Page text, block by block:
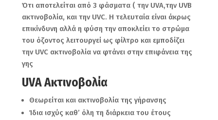
Ότι αποτελείται από 3 φάσματα ( την UVA,την UVB
ακτινοβολία, και την UVC. Η τελευταία είναι άκρως
επικίνδυνη αλλά η φύση την αποκλείει το στρώμα
του όζοντος λειτουργεί ως φίλτρο και εμποδίζει
την UVC ακτινοβολία να φτάνει στην επιφάνεια της
γης
UVA Ακτινοβολία
Θεωρείται και ακτινοβολία της γήρανσης
Ίδια ισχύς καθ’ όλη τη διάρκεια του έτους